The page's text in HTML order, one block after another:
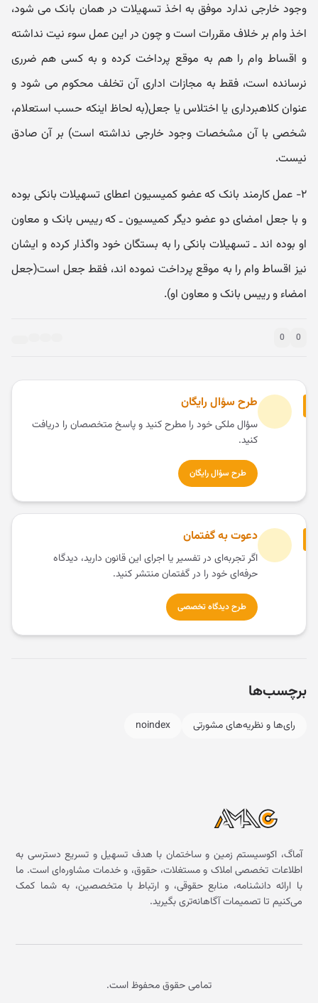
وجود خارجی ندارد موفق به اخذ تسهیلات در همان بانک می شود،
اخذ وام بر خلاف مقررات است و چون در این عمل سوء نیت نداشته
و اقساط وام را هم به موقع پرداخت کرده و به کسی هم ضرری
نرسانده است، فقط به مجازات اداری آن تخلف محکوم می شود و
عنوان کلاهبرداری یا اختلاس یا جعل(به لحاظ اینکه حسب استعلام،
شخصی با آن مشخصات وجود خارجی نداشته است) بر آن صادق
نیست.
۲- عمل کارمند بانک که عضو کمیسیون اعطای تسهیلات بانکی بوده
و با جعل امضای دو عضو دیگر کمیسیون ـ که رییس بانک و معاون
او بوده اند ـ تسهیلات بانکی را به بستگان خود واگذار کرده و ایشان
نیز اقساط وام را به موقع پرداخت نموده اند، فقط جعل است(جعل
امضاء و رییس بانک و معاون او).
0
0
طرح سؤال رایگان
سؤال ملکی خود را مطرح کنید و پاسخ متخصصان را دریافت
کنید.
طرح سؤال رایگان
دعوت به گفتمان
اگر تجربه‌ای در تفسیر یا اجرای این قانون دارید، دیدگاه
حرفه‌ای خود را در گفتمان منتشر کنید.
طرح دیدگاه تخصصی
برچسب‌ها
رای‌ها و نظریه‌های مشورتی noindex
آماگ، اکوسیستم زمین و ساختمان با هدف تسهیل و تسریع دسترسی به
اطلاعات تخصصی املاک و مستغلات، حقوق، و خدمات مشاوره‌ای است. ما
با ارائه دانشنامه، منابع حقوقی، و ارتباط با متخصصین، به شما کمک
می‌کنیم تا تصمیمات آگاهانه‌تری بگیرید.
تمامی حقوق محفوظ است.